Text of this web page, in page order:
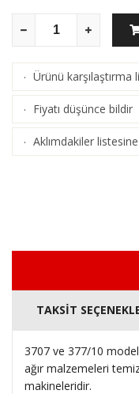
· Ürünü karşılaştırma
· Fiyatı düşünce bildir
· Aklımdakiler
TAKSİT
3707 ve 377/10
ağır malzemeleri
makineleridir.